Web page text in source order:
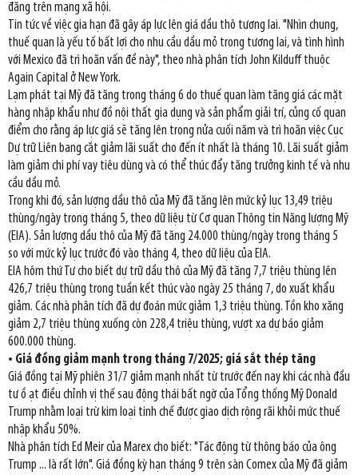
đăng trên mạng xã hội.
Tin tức về việc gia hạn đã gây áp lực lên giá dầu thô tương lai. "Nhìn chung,
thuế quan là yếu tố bất lợi cho nhu cầu dầu mỏ trong tương lai, và tình hình
với Mexico đã trì hoãn vấn đề này", theo nhà phân tích John Kilduff thuộc
Again Capital ở New York.
Lạm phát tại Mỹ đã tăng trong tháng 6 do thuế quan làm tăng giá các mặt
hàng nhập khẩu như đồ nội thất gia dụng và sản phẩm giải trí, củng cố quan
điểm cho rằng áp lực giá sẽ tăng lên trong nửa cuối năm và trì hoãn việc Cục
Dự trữ Liên bang cắt giảm lãi suất cho đến ít nhất là tháng 10. Lãi suất giảm
làm giảm chi phí vay tiêu dùng và có thể thúc đẩy tăng trưởng kinh tế và nhu
cầu dầu mỏ.
Trong khi đó, sản lượng dầu thô của Mỹ đã tăng lên mức kỷ lục 13,49 triệu
thùng/ngày trong tháng 5, theo dữ liệu từ Cơ quan Thông tin Năng lượng Mỹ
(EIA). Sản lượng dầu thô của Mỹ đã tăng 24.000 thùng/ngày trong tháng 5
so với mức kỷ lục trước đó vào tháng 4, theo dữ liệu của EIA.
EIA hôm thứ Tư cho biết dự trữ dầu thô của Mỹ đã tăng 7,7 triệu thùng lên
426,7 triệu thùng trong tuần kết thúc vào ngày 25 tháng 7, do xuất khẩu
giảm. Các nhà phân tích đã dự đoán mức giảm 1,3 triệu thùng. Tồn kho xăng
giảm 2,7 triệu thùng xuống còn 228,4 triệu thùng, vượt xa dự báo giảm
600.000 thùng.
• Giá đồng giảm mạnh trong tháng 7/2025; giá sắt thép tăng
Giá đồng tại Mỹ phiên 31/7 giảm mạnh nhất từ trước đến nay khi các nhà đầu
tư ồ ạt điều chỉnh vị thế sau động thái bất ngờ của Tổng thống Mỹ Donald
Trump nhằm loại trừ kim loại tinh chế được giao dịch rộng rãi khỏi mức thuế
nhập khẩu 50%.
Nhà phân tích Ed Meir của Marex cho biết: "Tác động từ thông báo của ông
Trump ... là rất lớn". Giá đồng kỳ hạn tháng 9 trên sàn Comex của Mỹ đã giảm